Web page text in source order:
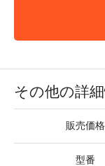
その他の詳
販売価格
型番